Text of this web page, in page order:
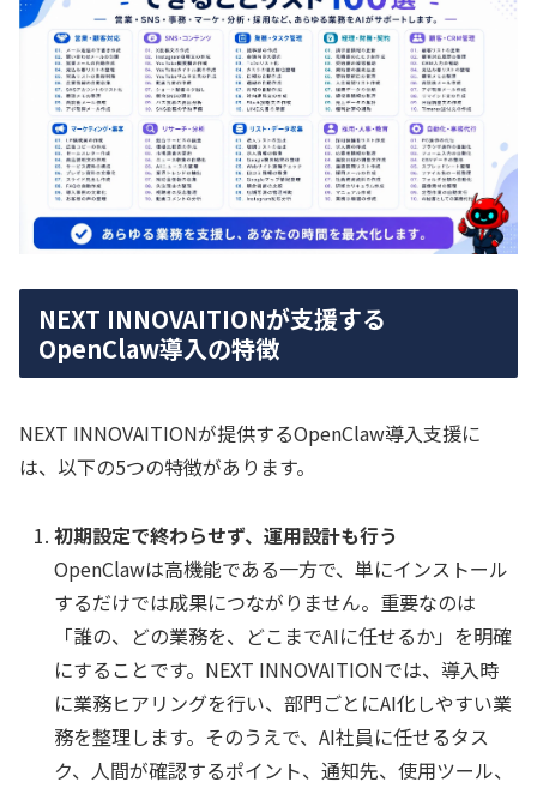
NEXT INNOVAITIONが支援する
OpenClaw導入の特徴
NEXT INNOVAITIONが提供するOpenClaw導入支援に
は、以下の5つの特徴があります。
初期設定で終わらせず、運用設計も行う
OpenClawは高機能である一方で、単にインストール
するだけでは成果につながりません。重要なのは
「誰の、どの業務を、どこまでAIに任せるか」を明確
にすることです。NEXT INNOVAITIONでは、導入時
に業務ヒアリングを行い、部門ごとにAI化しやすい業
務を整理します。そのうえで、AI社員に任せるタス
ク、人間が確認するポイント、通知先、使用ツール、